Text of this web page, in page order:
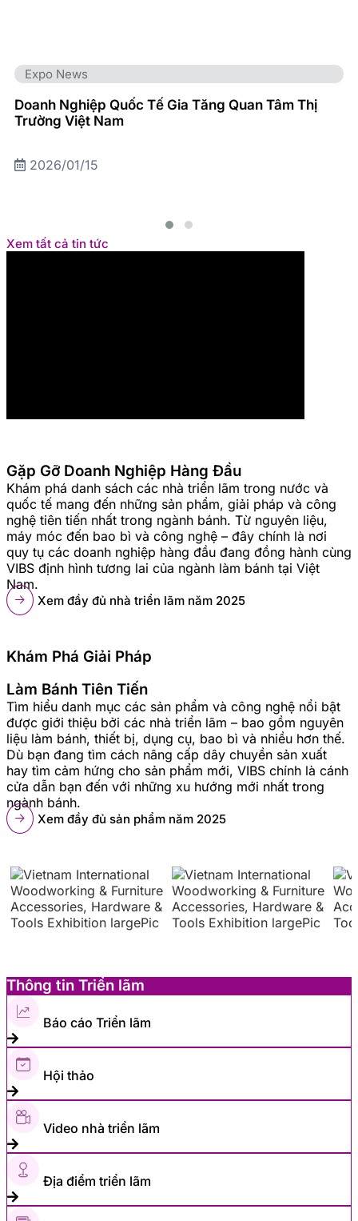
Expo News
Doanh Nghiệp Quốc Tế Gia Tăng Quan Tâm Thị
Trường Việt Nam
2026/01/15
Xem tất cả tin tức
Gặp Gỡ Doanh Nghiệp Hàng Đầu
Khám phá danh sách các nhà triển lãm trong nước và
quốc tế mang đến những sản phẩm, giải pháp và công
nghệ tiên tiến nhất trong ngành bánh. Từ nguyên liệu,
máy móc đến bao bì và công nghệ – đây chính là nơi
quy tụ các doanh nghiệp hàng đầu đang đồng hành cùng
VIBS định hình tương lai của ngành làm bánh tại Việt
Nam.
Xem đầy đủ nhà triển lãm năm 2025
Khám Phá Giải Pháp
Làm Bánh Tiên Tiến
Tìm hiểu danh mục các sản phẩm và công nghệ nổi bật
được giới thiệu bởi các nhà triển lãm – bao gồm nguyên
liệu làm bánh, thiết bị, dụng cụ, bao bì và nhiều hơn thế.
Dù bạn đang tìm cách nâng cấp dây chuyền sản xuất
hay tìm cảm hứng cho sản phẩm mới, VIBS chính là cánh
cửa dẫn bạn đến với những xu hướng mới nhất trong
ngành bánh.
Xem đầy đủ sản phẩm năm 2025
Thông tin Triển lãm
Báo cáo Triển lãm
Hội thảo
Video nhà triển lãm
Địa điểm triển lãm